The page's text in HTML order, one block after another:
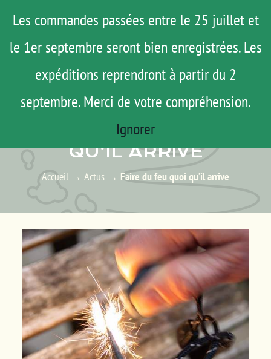
Les commandes passées entre le 25 juillet et
le 1er septembre seront bien enregistrées. Les
expéditions reprendront à partir du 2
septembre. Merci de votre compréhension.
Ignorer
contenu
Menu
ROAD TRIP
ACTUS
TESTS
AGENDA
MATOS
Mon Compte
Panier
ACTUS – LES ACTUALITÉS
FAIRE DU FEU QUOI
QU’IL ARRIVE
Accueil → Actus → Faire du feu quoi qu’il arrive